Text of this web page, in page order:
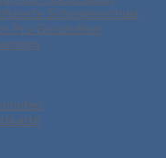
Schwimmschule
Pro Gesundheit